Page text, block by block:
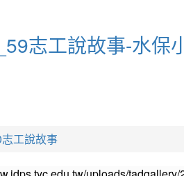
志工說故事-水
工說故事